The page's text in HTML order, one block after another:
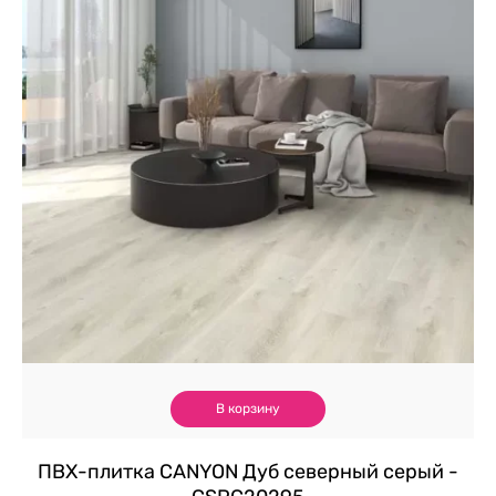
В корзину
ПВХ-плитка CANYON Дуб северный серый -